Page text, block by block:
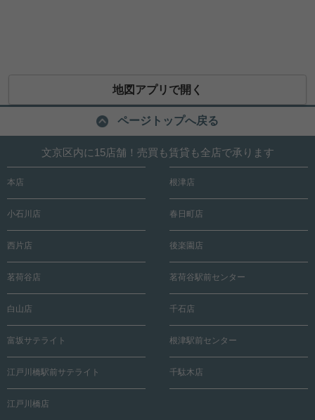
地図アプリで開く
ページトップへ戻る
文京区内に15店舗！売買も賃貸も全店で承ります
本店 根津店
小石川店 春日町店
西片店 後楽園店
茗荷谷店 茗荷谷駅前センター
白山店 千石店
富坂サテライト 根津駅前センター
江戸川橋駅前サテライト 千駄木店
江戸川橋店